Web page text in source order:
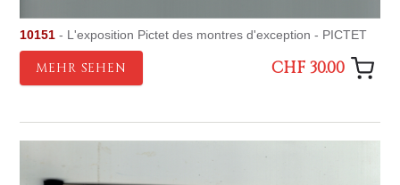
10151 - L'exposition Pictet des montres d'exception - PICTET
MEHR SEHEN CHF 30.00